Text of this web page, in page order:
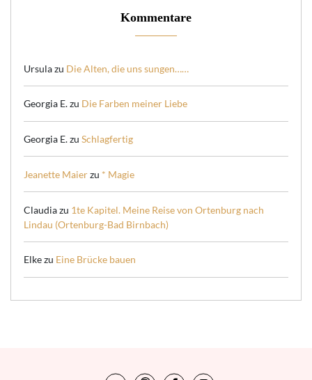
Kommentare
Ursulazu Die Alten, die uns sungen……
Georgia E.zu Die Farben meiner Liebe
Georgia E.zu Schlagfertig
Jeanette Maierzu * Magie
Claudiazu 1te Kapitel. Meine Reise von Ortenburg nach
Lindau (Ortenburg-Bad Birnbach)
Elkezu Eine Brücke bauen